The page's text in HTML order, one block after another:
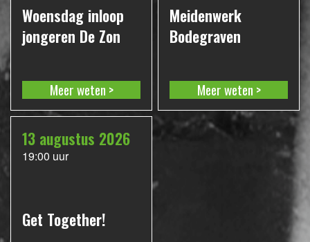
Woensdag inloop
jongeren De Zon
Meer weten
Meidenwerk
Bodegraven
Meer weten
13 augustus 2026
19:00 uur
Get Together!